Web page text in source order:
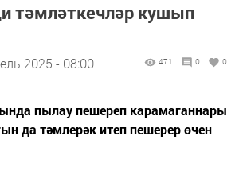
тәмләткечләр кушып
2025 - 08:00 471 0 0
пылау пешереп карамаганнары
да тәмлерәк итеп пешерер өчен